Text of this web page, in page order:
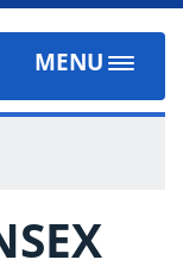
MENU
Toggle